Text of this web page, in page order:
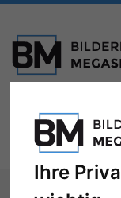
Ihre
Toggle
navigation
Menü
Sie sind hier: